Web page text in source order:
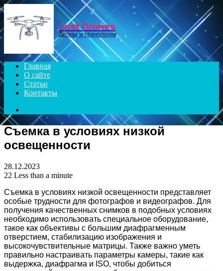
Menu
Lost Drones
Дроны и технологии
Главная
О сайте
Статьи
Контакты
Съемка в условиях низкой
освещенности
28.12.2023
22 Less than a minute
Съемка в условиях низкой освещенности представляет
особые трудности для фотографов и видеографов. Для
получения качественных снимков в подобных условиях
необходимо использовать специальное оборудование,
такое как объективы с большим диафрагменным
отверстием, стабилизацию изображения и
высокочувствительные матрицы. Также важно уметь
правильно настраивать параметры камеры, такие как
выдержка, диафрагма и ISO, чтобы добиться